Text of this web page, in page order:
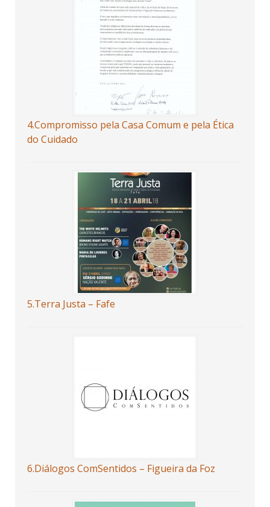
4.Compromisso pela Casa Comum e pela Ética
do Cuidado
5.Terra Justa – Fafe
6.Diálogos ComSentidos – Figueira da Foz